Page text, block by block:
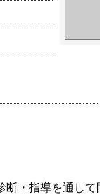
断・指導を通し